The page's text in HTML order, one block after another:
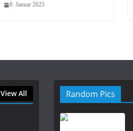
8. Januar 2025
View All Random Pics